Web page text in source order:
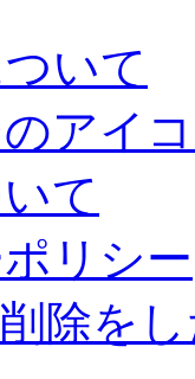
いて
アイ
て
リシー
除を